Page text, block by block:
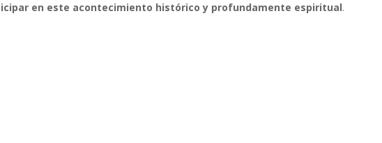
en este acontecimiento histórico y profundamente espiritual.